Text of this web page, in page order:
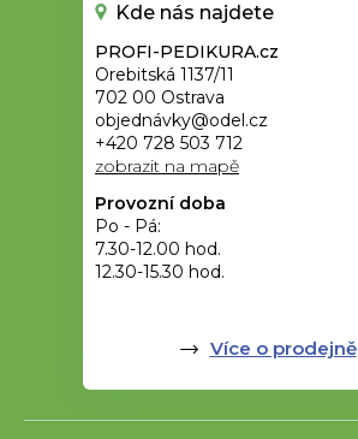
Kde nás najdete
PROFI-PEDIKURA.cz
Orebitská 1137/11
702 00 Ostrava
objednávky@odel.cz
+420 728 503 712
zobrazit na mapě
Provozní doba
Po - Pá:
7.30-12.00 hod.
12.30-15.30 hod.
Více o prodejně